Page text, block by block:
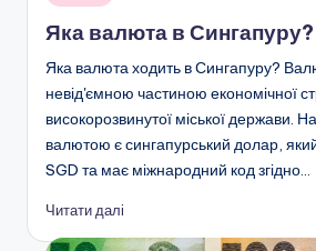
Яка валюта в Сингапуру?
Яка валюта ходить в Сингапуру?
невід'ємною частиною економічної
високорозвинутої міської держави.
валютою є сингапурський долар,
SGD та має міжнародний код згідно…
Читати далі